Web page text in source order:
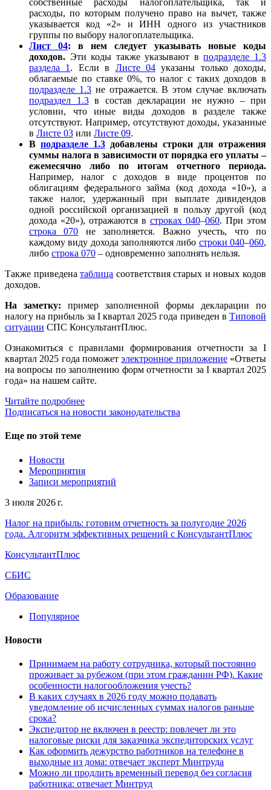
собственные расходы налогоплательщика, так и
расходы, по которым получено право на вычет, также
указывается код «2» и ИНН одного из участников
группы по выбору налогоплательщика.
Лист 04: в нем следует указывать новые коды
доходов. Эти коды также указывают вподразделе 1.3
раздела 1 . Если в Листе 04указаны только доходы,
облагаемые по ставке 0%, то налог с таких доходов в
подразделе 1.3не отражается. В этом случае включать
подраздел 1.3в состав декларации не нужно – при
условии, что иные виды доходов в разделе также
отсутствуют. Например, отсутствуют доходы, указанные
в Листе 03 или Листе 09.
В подразделе 1.3 добавлены строки для отражения
суммы налога в зависимости от порядка его уплаты –
ежемесячно либо по итогам отчетного периода.
Например, налог с доходов в виде процентов по
облигациям федерального займа (код дохода «10»), а
также налог, удержанный при выплате дивидендов
одной российской организацией в пользу другой (код
дохода «20»), отражаются в строках 040–060. При этом
строка 070 не заполняется. Важно учесть, что по
каждому виду дохода заполняются либо строки 040–060,
либо строка 070 – одновременно заполнять нельзя.
Также приведенатаблица соответствия старых и новых кодов
доходов.
На заметку: пример заполненной формы декларации по
налогу на прибыль за I квартал 2025 года приведен в Типовой
ситуации СПС КонсультантПлюс.
Ознакомиться с правилами формирования отчетности за I
квартал 2025 года поможетэлектронное приложение«Ответы
на вопросы по заполнению форм отчетности за I квартал 2025
года» на нашем сайте.
Читайте подробнее
Подписаться на новости законодательства
Еще по этой теме
Новости
Мероприятия
Записи мероприятий
3 июля 2026 г.
Налог на прибыль: готовим отчетность за полугодие 2026
года. Алгоритм эффективных решений с КонсультантПлюс
КонсультантПлюс
СБИС
Образование
Популярное
Новости
Принимаем на работу сотрудника, который постоянно
проживает за рубежом (при этом гражданин РФ). Какие
особенности налогообложения учесть?
В каких случаях в 2026 году можно подавать
уведомление об исчисленных суммах налогов раньше
срока?
Экспедитор не включен в реестр: повлечет ли это
налоговые риски для заказчика экспедиторских услуг
Как оформить дежурство работников на телефоне в
выходные из дома: отвечает эксперт Минтруда
Можно ли продлить временный перевод без согласия
работника: отвечает Минтруд